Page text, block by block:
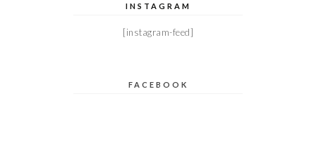
INSTAGRAM
[instagram-feed]
FACEBOOK